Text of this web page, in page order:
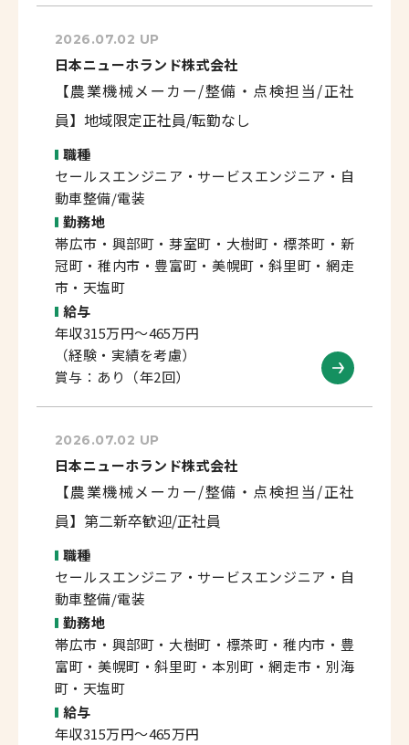
2026.07.02 UP
日本ニューホランド株式会社
【農業機械メーカー/整備・点検担当/正社
員】地域限定正社員/転勤なし
職種
セールスエンジニア・サービスエンジニア・自
動車整備/電装
勤務地
帯広市・興部町・芽室町・大樹町・標茶町・新
冠町・稚内市・豊富町・美幌町・斜里町・網走
市・天塩町
給与
年収315万円～465万円
（経験・実績を考慮）
賞与：あり（年2回）
2026.07.02 UP
日本ニューホランド株式会社
【農業機械メーカー/整備・点検担当/正社
員】第二新卒歓迎/正社員
職種
セールスエンジニア・サービスエンジニア・自
動車整備/電装
勤務地
帯広市・興部町・大樹町・標茶町・稚内市・豊
富町・美幌町・斜里町・本別町・網走市・別海
町・天塩町
給与
年収315万円～465万円